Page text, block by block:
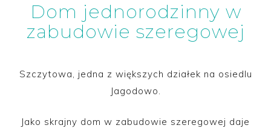
Dom jednorodzinny w
zabudowie szeregowej
Szczytowa, jedna z większych działek na osiedlu
Jagodowo.
Jako skrajny dom w zabudowie szeregowej daje